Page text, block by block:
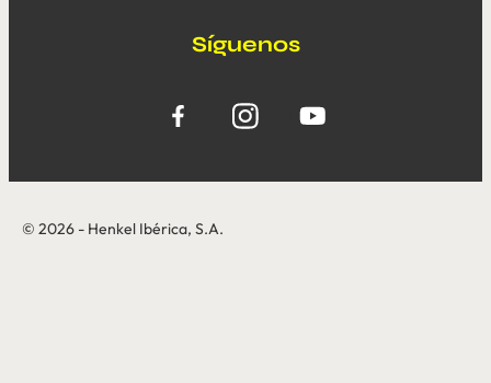
Síguenos
© 2026 - Henkel Ibérica, S.A.